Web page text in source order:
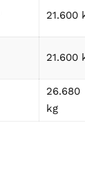
21.600
21.600
26.680
kg